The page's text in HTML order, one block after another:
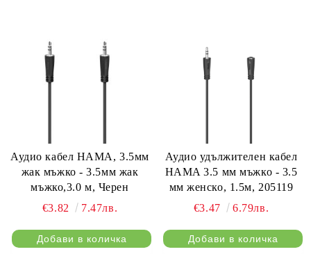
Аудио кабел HAMA, 3.5мм
жак мъжко - 3.5мм жак
мъжко,3.0 м, Черен
€3.82
7.47лв.
Аудио удължителен кабел
HAMA 3.5 мм мъжко - 3.5
мм женско, 1.5м, 205119
€3.47
6.79лв.